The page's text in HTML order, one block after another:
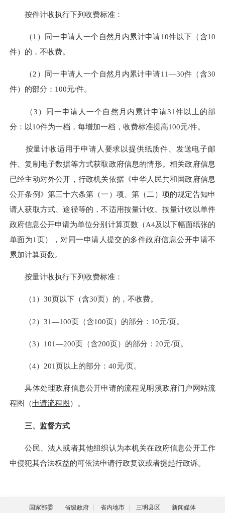
按件计收执行下列收费标准：
（1）同一申请人一个自然月内累计申请10件以下（含10
件）的，不收费。
（2）同一申请人一个自然月内累计申请11—30件（含30
件）的部分：100元/件。
（3）同一申请人一个自然月内累计申请31件以上的部
分：以10件为一档，每增加一档，收费标准提高100元/件。
按量计收适用于申请人要求以提供纸质件、发送电子邮
件、复制电子数据等方式获取政府信息的情形。相关政府信息
已经主动对外公开，行政机关依据《中华人民共和国政府信息
公开条例》第三十六条第（一）项、第（二）项的规定告知申
请人获取方式、途径等的，不适用按量计收。按量计收以单件
政府信息公开申请为单位分别计算页数（A4及以下幅面纸张的
单面为1页），对同一申请人提交的多件政府信息公开申请不
累加计算页数。
按量计收执行下列收费标准：
（1）30页以下（含30页）的，不收费。
（2）31—100页（含100页）的部分：10元/页。
（3）101—200页（含200页）的部分：20元/页。
（4）201页以上的部分：40元/页。
具体处理政府信息公开申请的流程见明溪政府门户网站流
程图（申请流程图）。
三、监督方式
公民、法人或者其他组织认为本机关在政府信息公开工作
中侵犯其合法权益的可依法申请行政复议或者提起行政诉。
国家部委 省级政府 省内地市 三明县区 新闻媒体